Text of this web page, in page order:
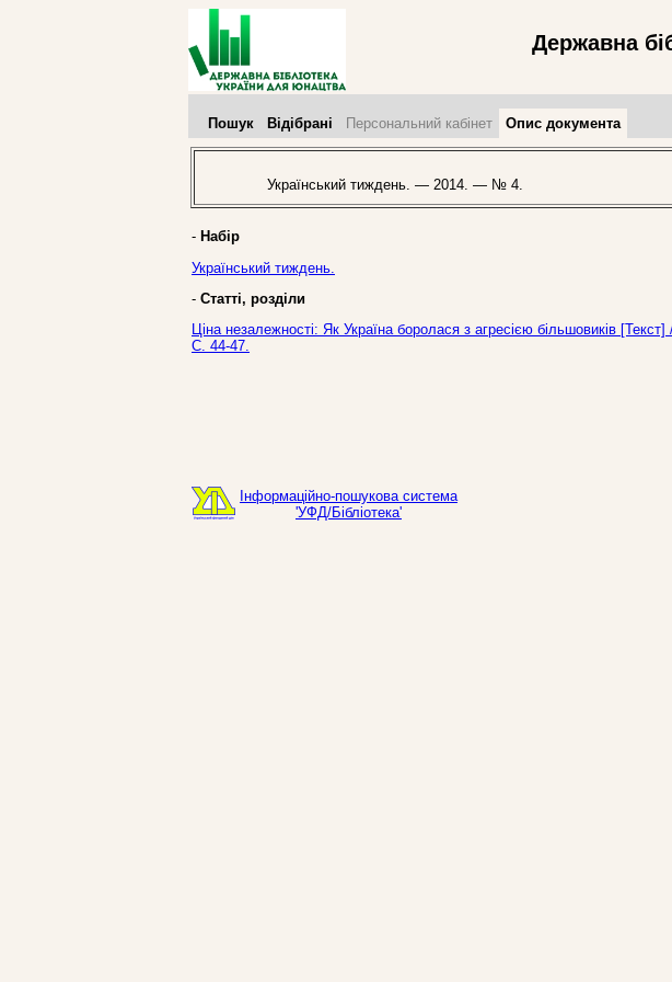
Державна
Пошук Відібрані Персональний кабінет Опис документа
Український тиждень. — 2014. — № 4.
- Набір
Український тиждень.
- Статті, розділи
Ціна незалежності: Як Україна боролася з агресією більшовиків
С. 44-47.
Інформаційно-пошукова система
'УФД/Бібліотека'